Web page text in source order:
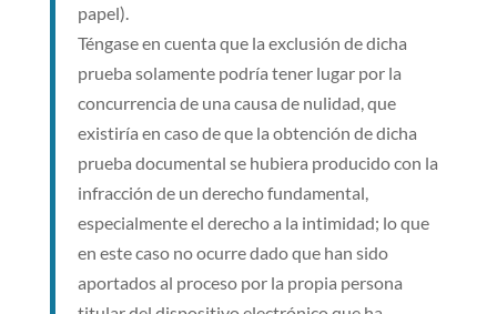
papel).
Téngase en cuenta que la exclusión de dicha
prueba solamente podría tener lugar por la
concurrencia de una causa de nulidad, que
existiría en caso de que la obtención de dicha
prueba documental se hubiera producido con la
infracción de un derecho fundamental,
especialmente el derecho a la intimidad; lo que
en este caso no ocurre dado que han sido
aportados al proceso por la propia persona